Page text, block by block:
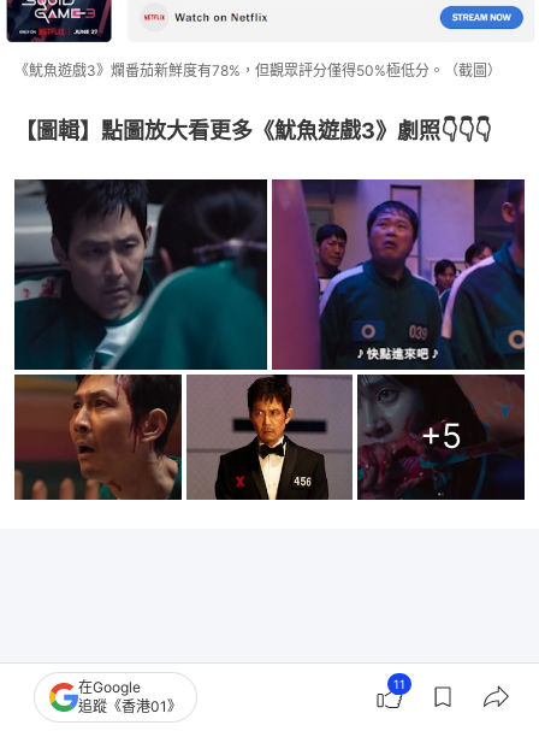
《魷魚遊戲3》爛番茄新鮮度有78%，但觀眾評分僅得50%極低分。（截圖）
【圖輯】點圖放大看更多《魷魚遊戲3》劇照👇👇👇
+5
在Google
追蹤《香港01》
11